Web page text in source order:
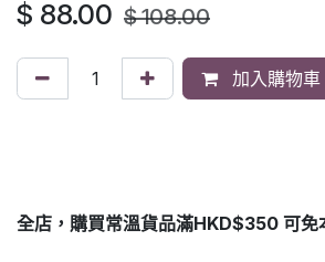
$ 88.00 $108.00
加入購物車
全店，購買常溫貨品滿HKD$350 可免